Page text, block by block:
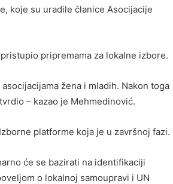
koje su uradile članice Asocijacije
pripremama za lokalne izbore.
žena i mladih. Nakon toga
– kazao je Mehmedinović.
platforme koja je u završnoj fazi.
će se bazirati na identifikaciji
o lokalnoj samoupravi i UN